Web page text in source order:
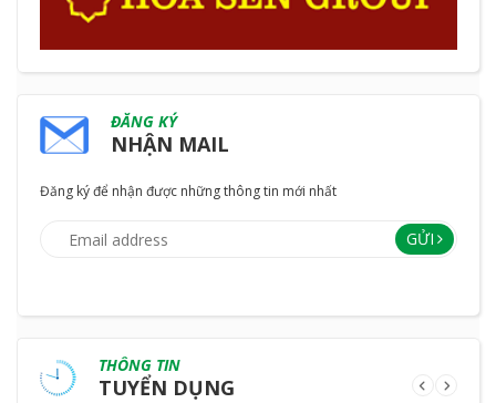
ĐĂNG KÝ
NHẬN MAIL
Đăng ký để nhận được những thông tin mới nhất
GỬI
THÔNG TIN
TUYỂN DỤNG